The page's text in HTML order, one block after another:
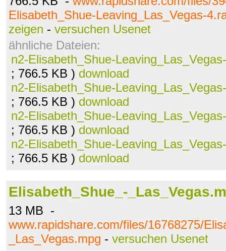
Elisabeth_Shue-Leaving_Las_Vegas-
zeigen - versuchen Usenet
ähnliche Dateien:
n2-Elisabeth_Shue-
; 766.5 KB ) download
n2-Elisabeth_Shue-
; 766.5 KB ) download
n2-Elisabeth_Shue-
; 766.5 KB ) download
n2-Elisabeth_Shue-
; 766.5 KB ) download
Elisabeth_Shue_-
13 MB -
www.rapidshare.com/files/16768275/
_Las_Vegas.mpg - versuchen Usenet